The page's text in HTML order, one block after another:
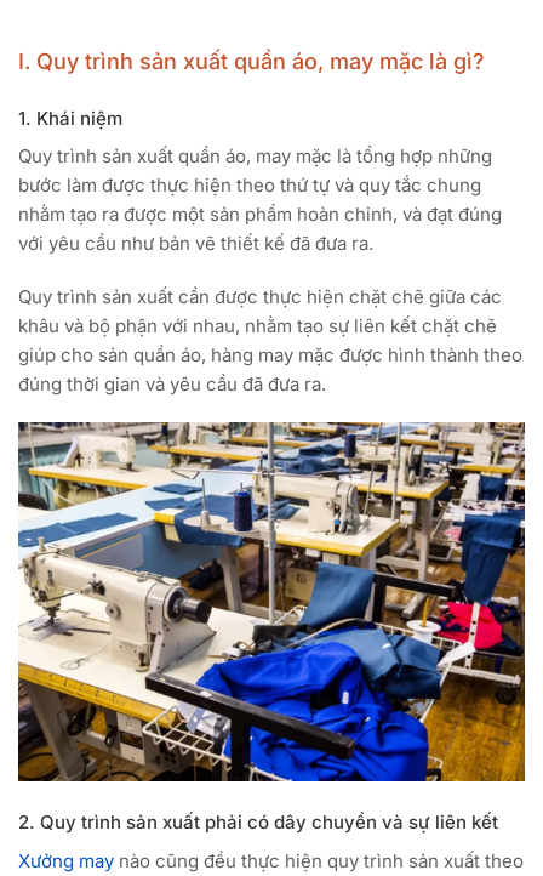
I. Quy trình sản xuất quần áo, may mặc là gì?
1. Khái niệm
Quy trình sản xuất quần áo, may mặc là tổng hợp những
bước làm được thực hiện theo thứ tự và quy tắc chung
nhằm tạo ra được một sản phẩm hoàn chỉnh, và đạt đúng
với yêu cầu như bản vẽ thiết kế đã đưa ra.
Quy trình sản xuất cần được thực hiện chặt chẽ giữa các
khâu và bộ phận với nhau, nhằm tạo sự liên kết chặt chẽ
giúp cho sản quần áo, hàng may mặc được hình thành theo
đúng thời gian và yêu cầu đã đưa ra.
2. Quy trình sản xuất phải có dây chuyền và sự liên kết
Xưởng may nào cũng đều thực hiện quy trình sản xuất theo